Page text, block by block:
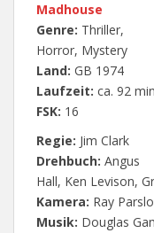
Madhouse
Genre: Thriller,
Horror, Mystery
Land: GB 1974
Laufzeit: ca. 92
FSK: 16
Regie: Jim Clark
Drehbuch: Angus
Hall, Ken Levison,
Kamera: Ray
Musik: Douglas